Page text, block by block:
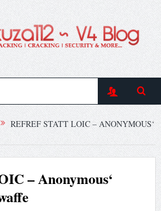
REFREF STATT LOIC – ANONYMOUS‘
– Anonymous‘